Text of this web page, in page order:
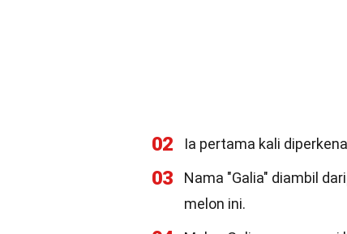
02 Ia pertama kali
03
Nama "Galia" diambil
melon ini.